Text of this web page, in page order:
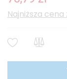
Najniższa